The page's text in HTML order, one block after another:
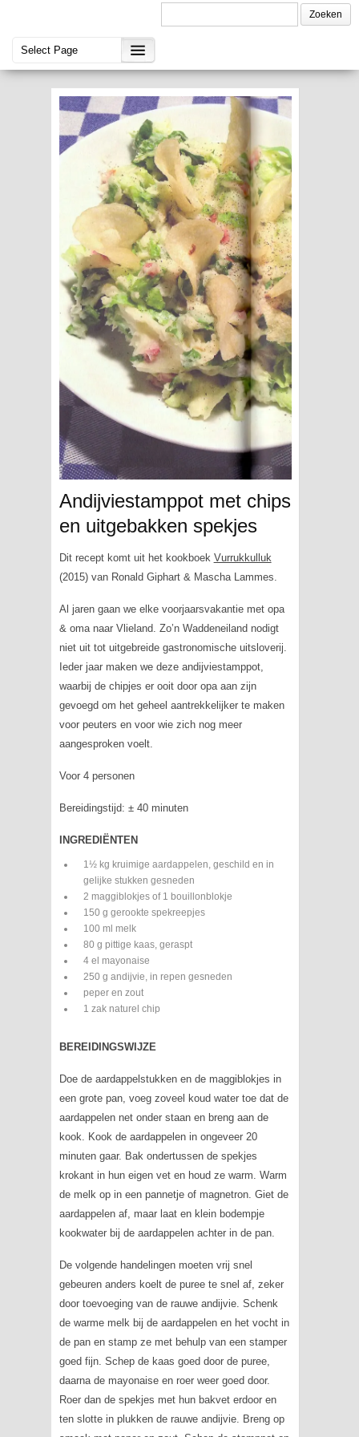
Andijviestamppot met chips
en uitgebakken spekjes
Dit recept komt uit het kookboek Vurrukkulluk
(2015) van Ronald Giphart & Mascha Lammes.
Al jaren gaan we elke voorjaarsvakantie met opa
& oma naar Vlieland. Zo’n Waddeneiland nodigt
niet uit tot uitgebreide gastronomische uitsloverij.
Ieder jaar maken we deze andijviestamppot,
waarbij de chipjes er ooit door opa aan zijn
gevoegd om het geheel aantrekkelijker te maken
voor peuters en voor wie zich nog meer
aangesproken voelt.
Voor 4 personen
Bereidingstijd: ± 40 minuten
INGREDIËNTEN
1½ kg kruimige aardappelen, geschild en in
gelijke stukken gesneden
2 maggiblokjes of 1 bouillonblokje
150 g gerookte spekreepjes
100 ml melk
80 g pittige kaas, geraspt
4 el mayonaise
250 g andijvie, in repen gesneden
peper en zout
1 zak naturel chip
BEREIDINGSWIJZE
Doe de aardappelstukken en de maggiblokjes in
een grote pan, voeg zoveel koud water toe dat de
aardappelen net onder staan en breng aan de
kook. Kook de aardappelen in ongeveer 20
minuten gaar. Bak ondertussen de spekjes
krokant in hun eigen vet en houd ze warm. Warm
de melk op in een pannetje of magnetron. Giet de
aardappelen af, maar laat en klein bodempje
kookwater bij de aardappelen achter in de pan.
De volgende handelingen moeten vrij snel
gebeuren anders koelt de puree te snel af, zeker
door toevoeging van de rauwe andijvie. Schenk
de warme melk bij de aardappelen en het vocht in
de pan en stamp ze met behulp van een stamper
goed fijn. Schep de kaas goed door de puree,
daarna de mayonaise en roer weer goed door.
Roer dan de spekjes met hun bakvet erdoor en
ten slotte in plukken de rauwe andijvie. Breng op